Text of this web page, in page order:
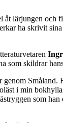
åt lärjungen och
ha skrivit
som skildrar
i min
som